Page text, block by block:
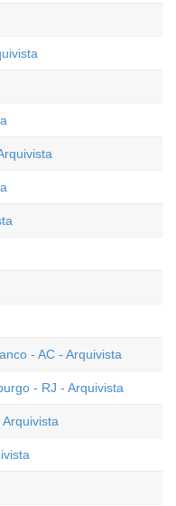
- AC - Arquivista
- RJ - Arquivista